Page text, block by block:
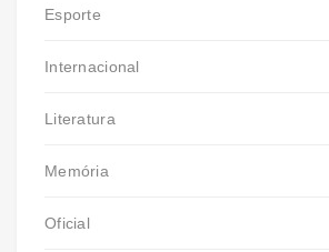
Esporte
Internacional
Literatura
Memória
Oficial